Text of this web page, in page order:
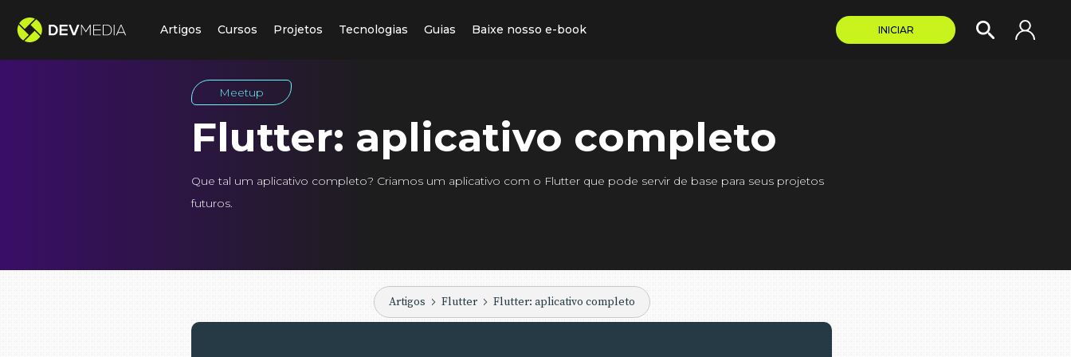
Artigos Cursos Projetos Tecnologias Guias Baixe nosso e-book INICIAR
Meetup
Flutter: aplicativo completo
Que tal um aplicativo completo? Criamos um aplicativo com o Flutter que pode servir de base para seus projetos
futuros.
Artigos Flutter Flutter: aplicativo completo